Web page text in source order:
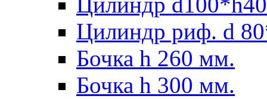
Цилиндр риф. d
Бочка h 260 мм.
Бочка h 300 мм.